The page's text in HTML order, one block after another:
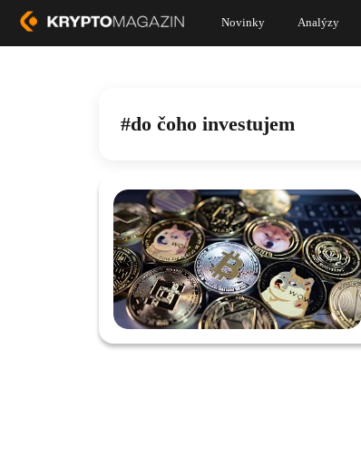
Novinky Analýzy
do čoho investujem